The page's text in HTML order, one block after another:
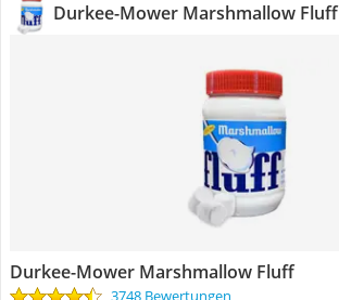
Durkee-Mower Marshmallow Fluff
Durkee-Mower Marshmallow Fluff
3748 Bewertungen